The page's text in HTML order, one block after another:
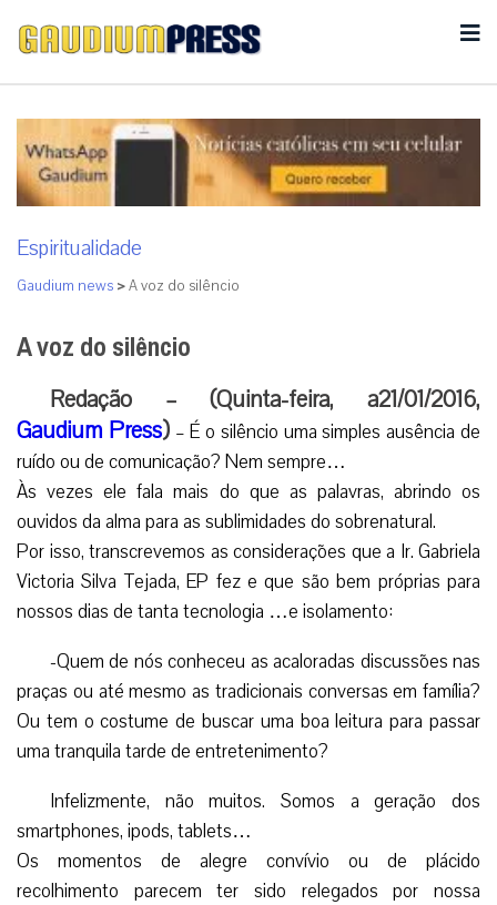
Espiritualidade
Gaudium news >A voz do silêncio
A voz do silêncio
Redação – (Quinta-feira, a21/01/2016,
Gaudium Press)– É o silêncio uma simples ausência de
ruído ou de comunicação? Nem sempre…
Às vezes ele fala mais do que as palavras, abrindo os
ouvidos da alma para as sublimidades do sobrenatural.
Por isso, transcrevemos as considerações que a Ir. Gabriela
Victoria Silva Tejada, EP fez e que são bem próprias para
nossos dias de tanta tecnologia …e isolamento:
-Quem de nós conheceu as acaloradas discussões nas
praças ou até mesmo as tradicionais conversas em família?
Ou tem o costume de buscar uma boa leitura para passar
uma tranquila tarde de entretenimento?
Infelizmente, não muitos. Somos a geração dos
smartphones, ipods, tablets…
Os momentos de alegre convívio ou de plácido
recolhimento parecem ter sido relegados por nossa